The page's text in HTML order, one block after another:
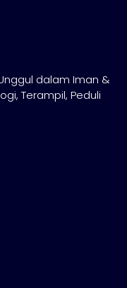
dalam Iman &
Terampil, Peduli